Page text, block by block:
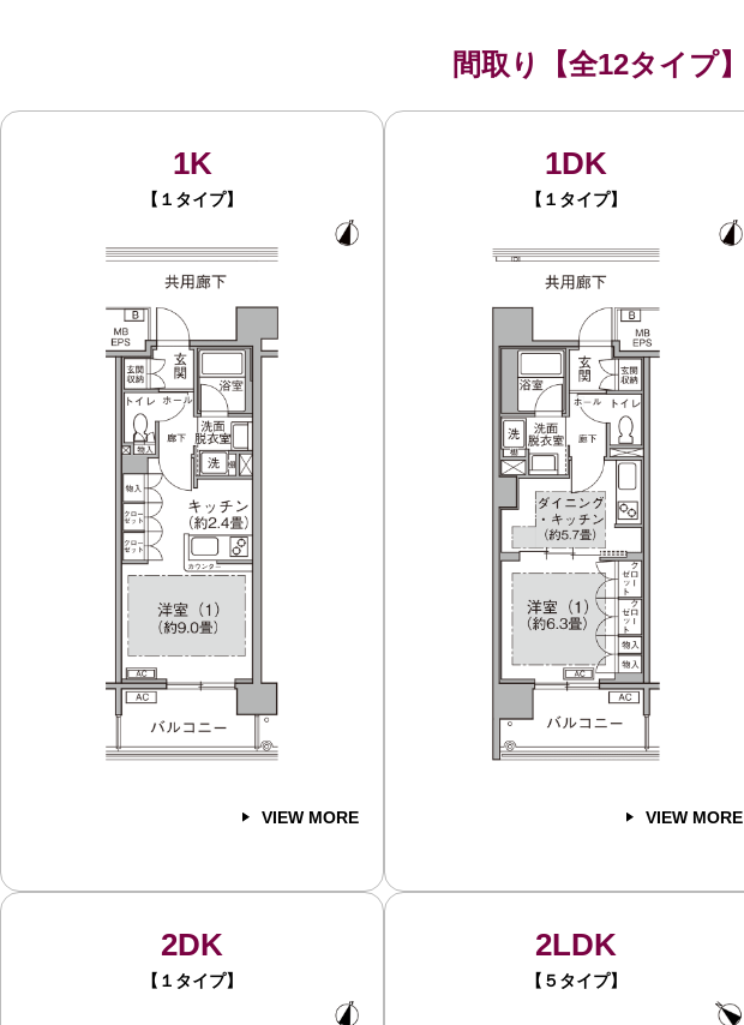
間取り【全12タイプ】
1K
【１タイプ】
VIEW MORE
1DK
【１タイプ】
VIEW MORE
2DK
【１タイプ】
2LDK
【５タイプ】